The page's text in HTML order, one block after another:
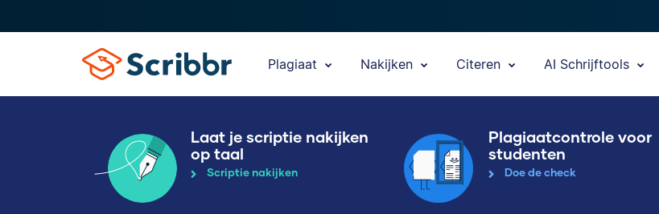
Plagiaat Nakijken Citeren AI Schrijftools
Laat je scriptie nakijken
op taal
Scriptie nakijken
Plagiaatcontrole voor
studenten
Doe de check